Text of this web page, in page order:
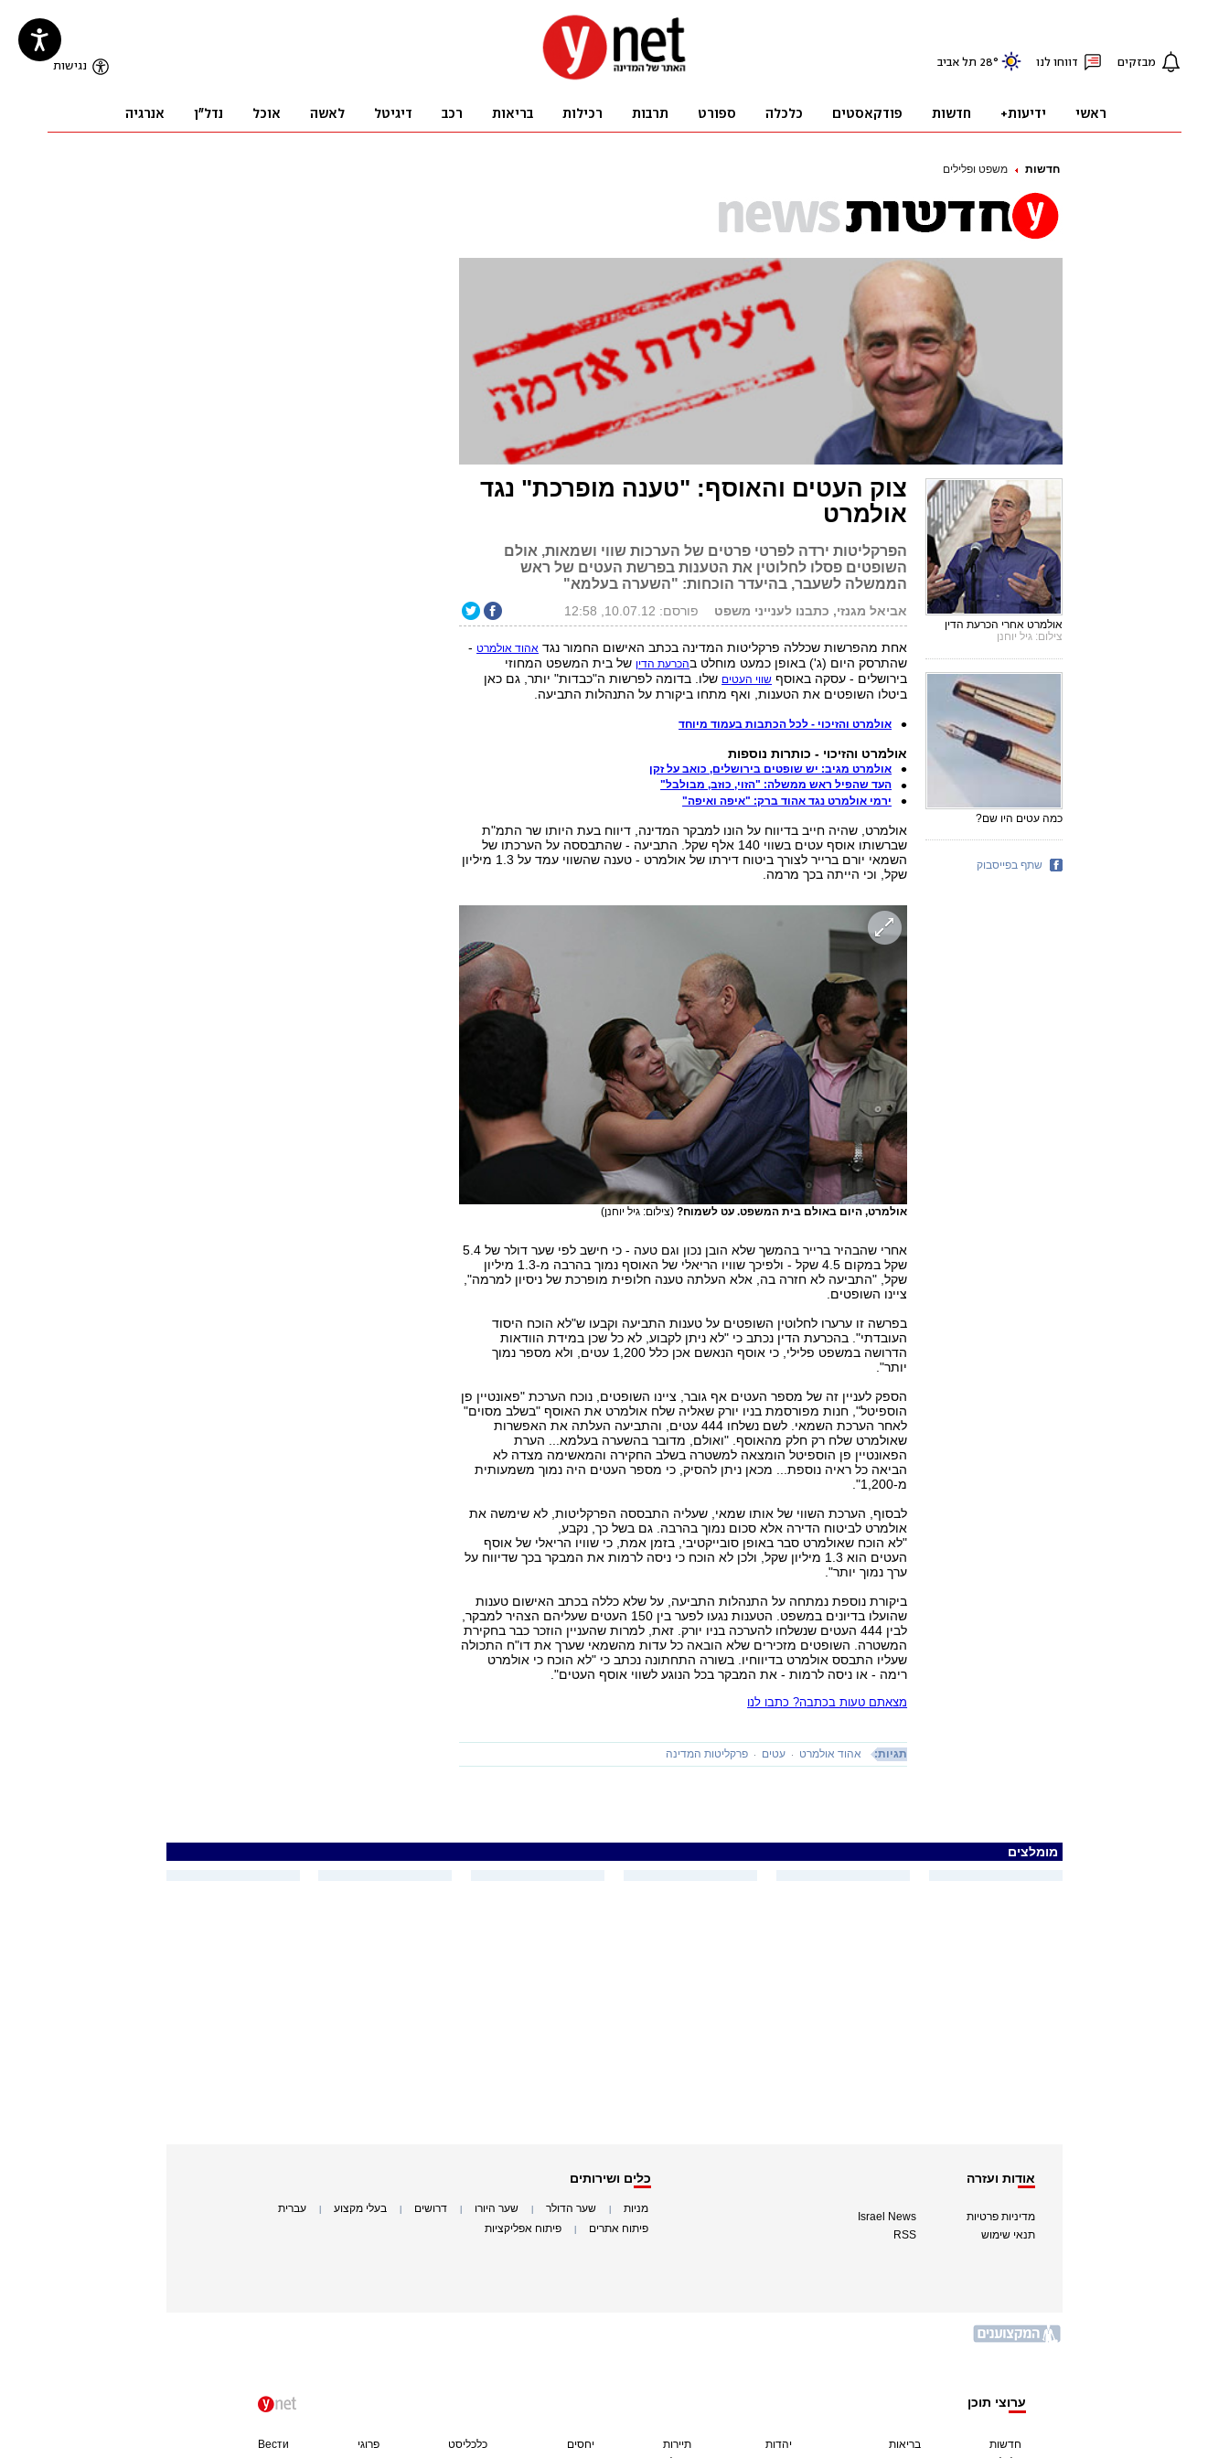
חדשות משפט ופלילים
צוק העטים והאוסף: "טענה מופרכת" נגד
אולמרט
הפרקליטות ירדה לפרטי פרטים של הערכות שווי ושמאות, אולם
השופטים פסלו לחלוטין את הטענות בפרשת העטים של ראש
הממשלה לשעבר, בהיעדר הוכחות: "השערה בעלמא"
אביאל מגנזי, כתבנו לענייני משפט פורסם: 10.07.12, 12:58
אחת מהפרשות שכללה פרקליטות המדינה בכתב האישום החמור נגד אהוד אולמרט -
שהתרסק היום (ג') באופן כמעט מוחלט בהכרעת הדין של בית המשפט המחוזי
בירושלים - עסקה באוסף שווי העטים שלו. בדומה לפרשות ה"כבדות" יותר, גם כאן
ביטלו השופטים את הטענות, ואף מתחו ביקורת על התנהלות התביעה.
אולמרט והזיכוי - לכל הכתבות בעמוד מיוחד
אולמרט והזיכוי - כותרות נוספות
אולמרט מגיב: יש שופטים בירושלים, כואב על זקן
העד שהפיל ראש ממשלה: "הזוי, כוזב, מבולבל"
ירמי אולמרט נגד אהוד ברק: "איפה ואיפה"
אולמרט, שהיה חייב בדיווח על הונו למבקר המדינה, דיווח בעת היותו שר התמ"ת
שברשותו אוסף עטים בשווי 140 אלף שקל. התביעה - שהתבססה על הערכתו של
השמאי יורם ברייר לצורך ביטוח דירתו של אולמרט - טענה שהשווי עמד על 1.3 מיליון
שקל, וכי הייתה בכך מרמה.
אולמרט, היום באולם בית המשפט. עט לשמוח? (צילום: גיל יוחנן)
אחרי שהבהיר ברייר בהמשך שלא הובן נכון וגם טעה - כי חישב לפי שער דולר של 5.4
שקל במקום 4.5 שקל - ולפיכך שוויו הריאלי של האוסף נמוך בהרבה מ-1.3 מיליון
שקל, "התביעה לא חזרה בה, אלא העלתה טענה חלופית מופרכת של ניסיון למרמה",
ציינו השופטים.
בפרשה זו ערערו לחלוטין השופטים על טענות התביעה וקבעו ש"לא הוכח היסוד
העובדתי". בהכרעת הדין נכתב כי "לא ניתן לקבוע, לא כל שכן במידת הוודאות
הדרושה במשפט פלילי, כי אוסף הנאשם אכן כלל 1,200 עטים, ולא מספר נמוך
יותר".
הספק לעניין זה של מספר העטים אף גובר, ציינו השופטים, נוכח הערכת "פאונטיין פן
הוספיטל", חנות מפורסמת בניו יורק שאליה שלח אולמרט את האוסף "בשלב מסוים"
לאחר הערכת השמאי. לשם נשלחו 444 עטים, והתביעה העלתה את האפשרות
שאולמרט שלח רק חלק מהאוסף. "ואולם, מדובר בהשערה בעלמא... הערת
הפאונטיין פן הוספיטל הומצאה למשטרה בשלב החקירה והמאשימה מצדה לא
הביאה כל ראיה נוספת... מכאן ניתן להסיק, כי מספר העטים היה נמוך משמעותית
מ-1,200".
לבסוף, הערכת השווי של אותו שמאי, שעליה התבססה הפרקליטות, לא שימשה את
אולמרט לביטוח הדירה אלא סכום נמוך בהרבה. גם בשל כך, נקבע,
"לא הוכח שאולמרט סבר באופן סובייקטיבי, בזמן אמת, כי שוויו הריאלי של אוסף
העטים הוא 1.3 מיליון שקל, ולכן לא הוכח כי ניסה לרמות את המבקר בכך שדיווח על
ערך נמוך יותר".
ביקורת נוספת נמתחה על התנהלות התביעה, על שלא כללה בכתב האישום טענות
שהועלו בדיונים במשפט. הטענות נגעו לפער בין 150 העטים שעליהם הצהיר למבקר,
לבין 444 העטים שנשלחו להערכה בניו יורק. זאת, למרות שהעניין הוזכר כבר בחקירת
המשטרה. השופטים מזכירים שלא הובאה כל עדות מהשמאי שערך את דו"ח התכולה
שעליו התבסס אולמרט בדיווחיו. בשורה התחתונה נכתב כי "לא הוכח כי אולמרט
רימה - או ניסה לרמות - את המבקר בכל הנוגע לשווי אוסף העטים".
מצאתם טעות בכתבה? כתבו לנו
תגיות: אהוד אולמרט עטים פרקליטות המדינה
אולמרט אחרי הכרעת הדין
צילום: גיל יוחנן
כמה עטים היו שם?
שתף בפייסבוק
מומלצים
אודות ועזרה
מדיניות פרטיות
תנאי שימוש
Israel News
RSS
כלים ושירותים
מניות שער הדולר שער היורו דרושים בעלי מקצוע עברית
פיתוח אתרים פיתוח אפליקציות
ערוצי תוכן
חדשות
בריאות
יהדות
תיירות
יחסים
כלכליסט פרוגי Вести